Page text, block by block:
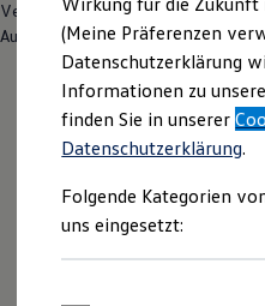
Aktuelle Angebote
E-Auto-Förderung
Volkswagen
Die ENERGY
Junge
Volkswagen
Reifenpakete
Leasing
Leasing-
Verantwortlich für die Inhalte auf
Automobile Hannover GmbH(
(Meine Präferenzen
Datenschutzerklärung
Informationen zu
finden Sie in unserer
Datenschutzerklärung.
Folgende Kategorien
uns eingesetzt: